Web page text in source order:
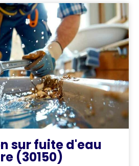
sur fuite d'eau
(30150)